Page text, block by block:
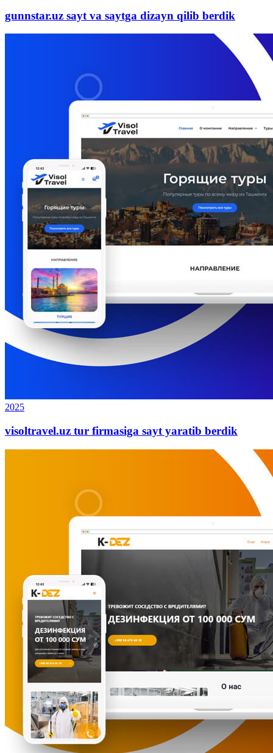
gunnstar.uz sayt va saytga dizayn qilib berdik
2025
visoltravel.uz tur firmasiga sayt yaratib berdik